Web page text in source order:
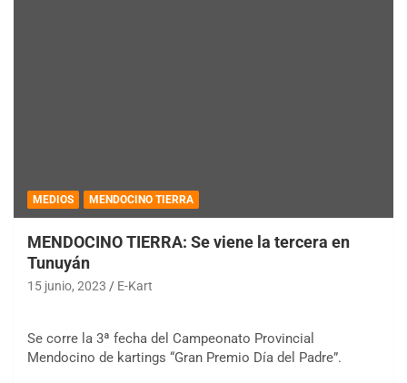
MEDIOS MENDOCINO TIERRA
MENDOCINO TIERRA: Se viene la tercera en
Tunuyán
15 junio, 2023 E-Kart
Se corre la 3ª fecha del Campeonato Provincial
Mendocino de kartings “Gran Premio Día del Padre”.